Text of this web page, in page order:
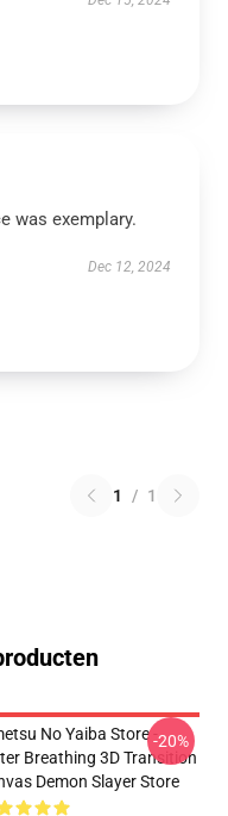
was exemplary.
Dec 12, 2024
1 / 1
No Yaiba Store -
Breathing 3D Transition
Demon Slayer Store
-20%